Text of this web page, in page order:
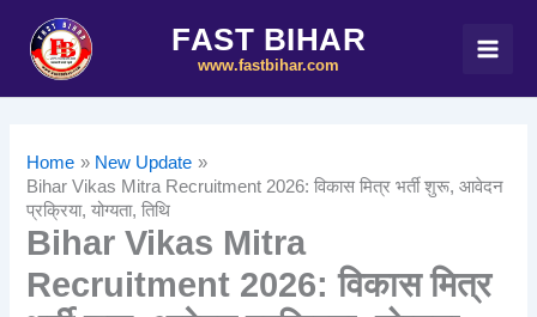
content
FAST BIHAR
www.fastbihar.com
Home
New Update
Bihar Vikas Mitra Recruitment 2026: विकास मित्र भर्ती शुरू, आवेदन
प्रक्रिया, योग्यता, तिथि
Bihar Vikas Mitra
Recruitment 2026: विकास मित्र